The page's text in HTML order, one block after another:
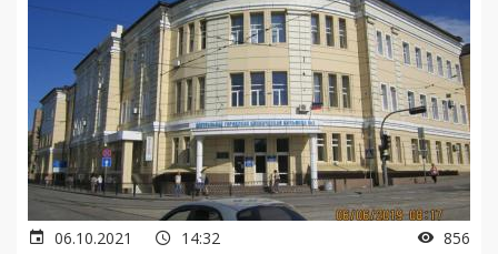
06.10.2021 14:32 856